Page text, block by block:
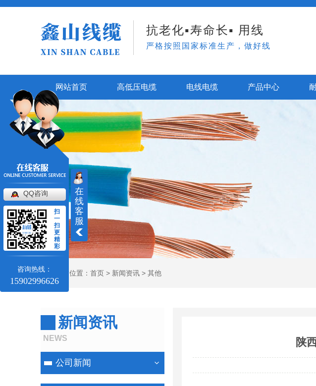
抗老化▪寿命长▪ 用线
严格按照国家标准生产，做好线
网站首页 高低压电缆 电线电缆 产品中心
当前位置： 首页 > 新闻资讯 > 其他
新闻资讯
NEWS
公司新闻
陕
在
线
客
服
QQ咨询
扫
一
扫
更
精
彩
咨询热线：
15902996626